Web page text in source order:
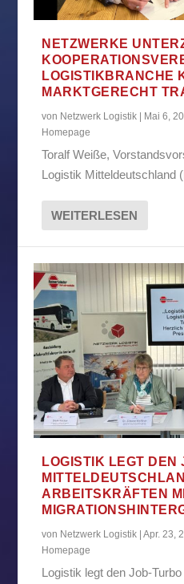
NETZWERKE
LOGISTIKBRANCHE
MARKTGERECHT
von Netzwerk Logistik Mai 6,
Homepage
Toralf Weiße,
Logistik Mitteldeutschland
WEITERLESEN
LOGISTIK LEGT DEN
ARBEITSKRÄFTEN
von Netzwerk Logistik |Apr. 23,
Homepage
Logistik legt den Job-